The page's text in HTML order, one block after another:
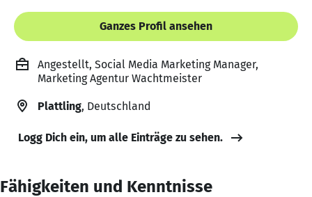
Ganzes Profil ansehen
Angestellt, Social Media Marketing Manager,
Marketing Agentur Wachtmeister
Plattling, Deutschland
Logg Dich ein, um alle Einträge zu sehen.
Fähigkeiten und Kenntnisse